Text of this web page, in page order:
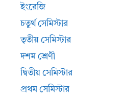
ইংরেজি
চতুর্থ সেমিস্টার
তৃতীয় সেমিস্টার
দশম শ্রেণী
দ্বিতীয় সেমিস্টার
প্রথম সেমিস্টার